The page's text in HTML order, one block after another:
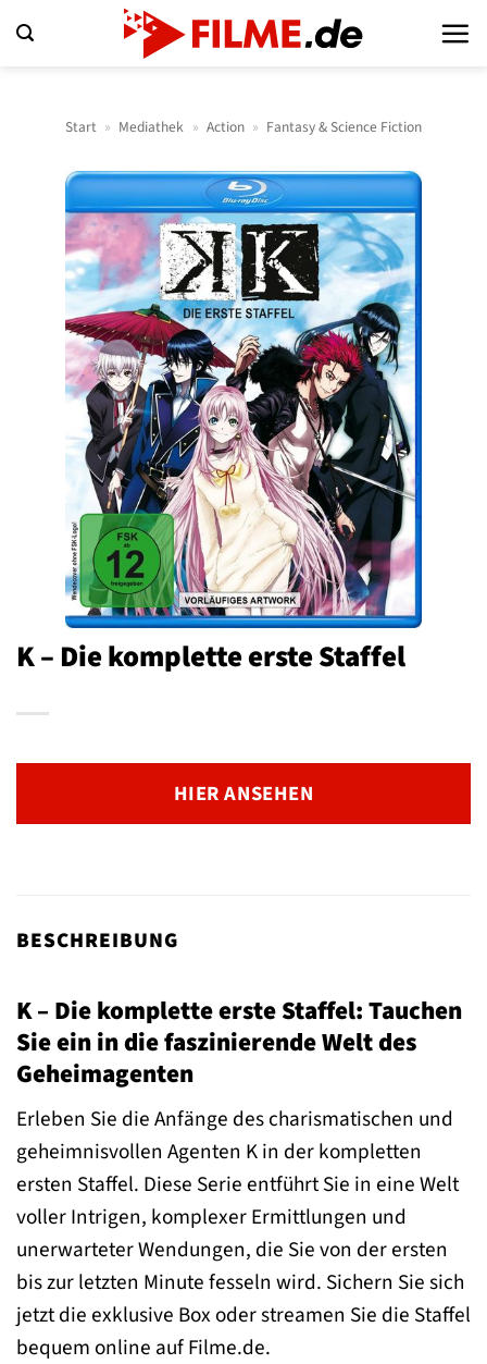
Inhalt
Start » Mediathek » Action » Fantasy & Science Fiction
K – Die komplette erste Staffel
HIER ANSEHEN
BESCHREIBUNG
K – Die komplette erste Staffel: Tauchen
Sie ein in die faszinierende Welt des
Geheimagenten
Erleben Sie die Anfänge des charismatischen und
geheimnisvollen Agenten K in der kompletten
ersten Staffel. Diese Serie entführt Sie in eine Welt
voller Intrigen, komplexer Ermittlungen und
unerwarteter Wendungen, die Sie von der ersten
bis zur letzten Minute fesseln wird. Sichern Sie sich
jetzt die exklusive Box oder streamen Sie die Staffel
bequem online auf Filme.de.